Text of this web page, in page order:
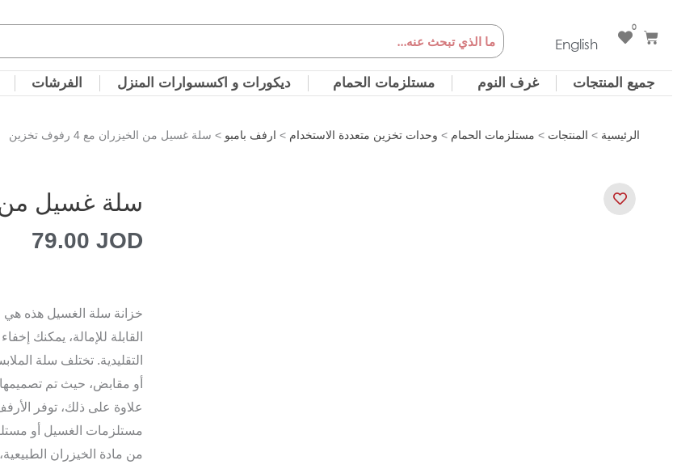
Search English
0
Cart
جميع المنتجات غرف النوم مستلزمات الحمام ديكورات و اكسسوارات المنزل الفرشات
الرئيسية > المنتجات > مستلزمات الحمام > وحدات تخزين متعددة الاستخدام > ارفف بامبو > سلة غسيل من الخيزران مع 4 رفوف تخزين
سلة غسيل من
79.00JOD
خزانة سلة الغسيل هذه هي
القابلة للإمالة، يمكنك
التقليدية. تختلف سلة
أو مقابض، حيث تم
علاوة على ذلك، توفر
مستلزمات الغسيل أو
من مادة الخيزران